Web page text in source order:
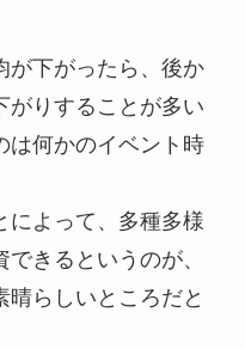
が下がったら、後か
がりすることが多い
は何かのイベント時
によって、多種多様
きるというのが、
晴らしいところだと